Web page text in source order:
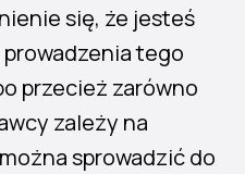
się, że jesteś
tego
przecież zarówno
zależy na
sprowadzić do